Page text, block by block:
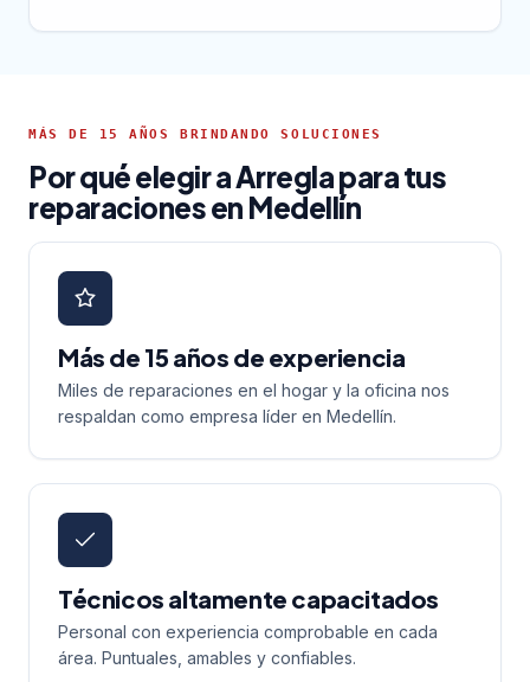
MÁS DE 15 AÑOS BRINDANDO SOLUCIONES
Por qué elegir a Arregla para tus
reparaciones en Medellín
Más de 15 años de experiencia
Miles de reparaciones en el hogar y la oficina nos
respaldan como empresa líder en Medellín.
Técnicos altamente capacitados
Personal con experiencia comprobable en cada
área. Puntuales, amables y confiables.